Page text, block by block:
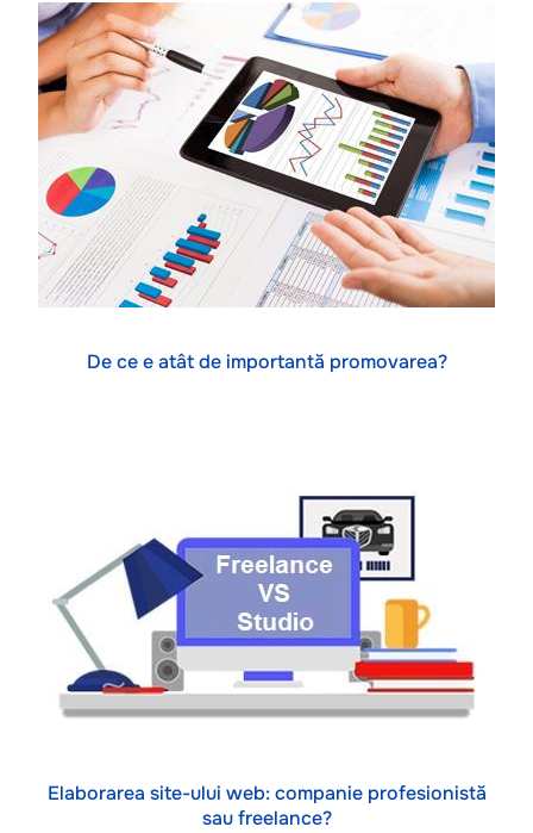
De ce e atât de importantă promovarea?
Elaborarea site-ului web: companie profesionistă
sau freelance?